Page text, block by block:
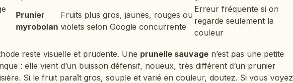
Prunier
myrobolan
Fruits plus gros, jaunes, rouges ou
violets selon Google concurrente
Erreur fréquente si on
regarde seulement la
couleur
reste visuelle et prudente. Une prunelle sauvage n’est pas une petite
: elle vient d’un buisson défensif, noueux, très différent d’un prunier
Si le fruit paraît gros, souple et varié en couleur, doutez. Si vous voyez